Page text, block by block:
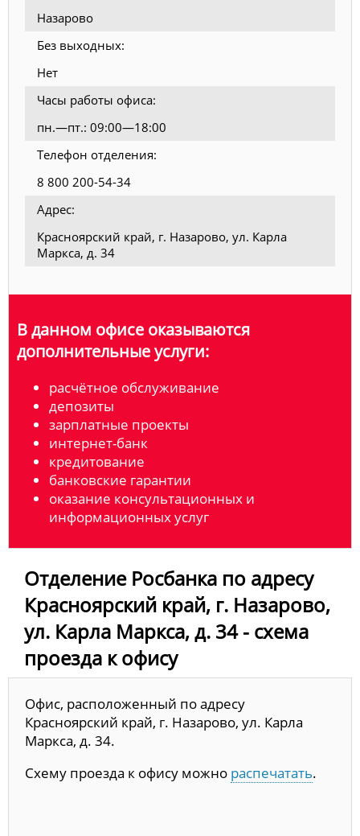
Назарово
Без выходных:
Нет
Часы работы офиса:
пн.—пт.: 09:00—18:00
Телефон отделения:
8 800 200-54-34
Адрес:
Красноярский край, г. Назарово, ул. Карла
Маркса, д. 34
В данном офисе оказываются
дополнительные услуги:
расчётное обслуживание
депозиты
зарплатные проекты
интернет-банк
кредитование
банковские гарантии
оказание консультационных и
информационных услуг
Отделение Росбанка по адресу
Красноярский край, г. Назарово,
ул. Карла Маркса, д. 34 - схема
проезда к офису
Офис, расположенный по адресу
Красноярский край, г. Назарово, ул. Карла
Маркса, д. 34.
Схему проезда к офису можно распечатать.